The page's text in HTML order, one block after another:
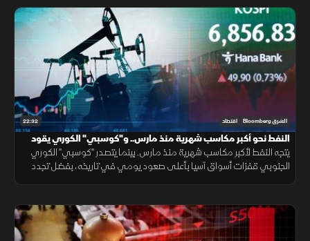
22:32 الشرق Bloomberg اقتصاد
النفط نحو أكبر مكاسب شهرية منذ مارس.. و"كوسبي" الكوري يقود
مكاسب آسيا
يتجه النفط لأكبر مكاسب شهرية منذ مارس. بينما يتصدر "كوسبي" الكوري
الجنوبي قفزات أسواق آسيا بأعلى صعود يومي في تاريخه، بفضل تجدد